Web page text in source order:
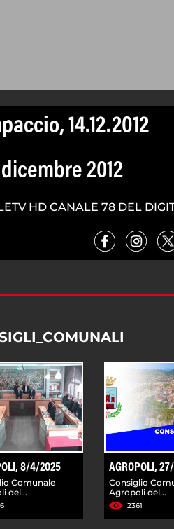
14.12.2012
dicembre 2012
HD CANALE 78 DEL
8/4/2025
Comunale
del...
AGROPOLI,
Consiglio
Agropoli del...
2361